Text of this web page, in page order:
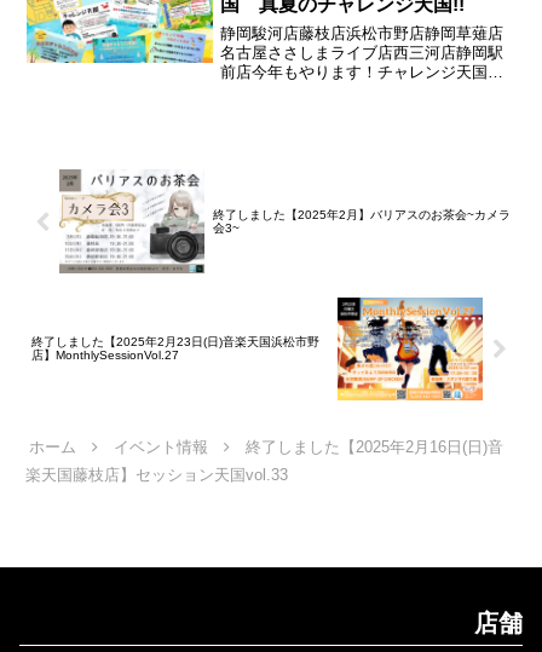
静岡駿河店藤枝店浜松市野店静岡草薙店
名古屋ささしまライブ店西三河店静岡駅
前店今年もやります！チャレンジ天国！
終了しました【2025年2月】バリアスのお茶会~カメラ
会3~
終了しました【2025年2月23日(日)音楽天国浜松市野
店】MonthlySessionVol.27
ホーム イベント情報
終了しました【2025年2月16日(日)音
楽天国藤枝店】セッション天国vol.33
店舗